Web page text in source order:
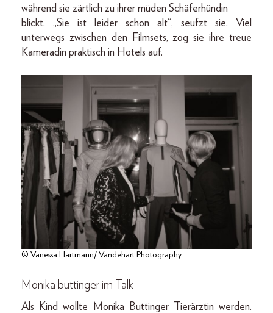
während sie zärtlich zu ihrer müden Schäferhündin
blickt. „Sie ist leider schon alt“, seufzt sie. Viel
unterwegs zwischen den Filmsets, zog sie ihre treue
Kameradin praktisch in Hotels auf.
© Vanessa Hartmann/ Vandehart Photography
Monika buttinger im Talk
Als Kind wollte Monika Buttinger Tierärztin werden.